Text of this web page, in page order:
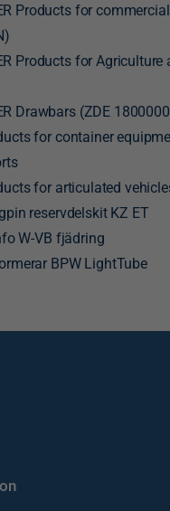
Products for
Products for Agriculture
Drawbars (ZDE
for container
for articulated
reservdelskit KZ ET
W-VB fjädring
BPW LightTube